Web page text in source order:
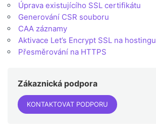
Úprava existujícího SSL certifikátu
Generování CSR souboru
CAA záznamy
Aktivace Let’s Encrypt SSL na hostingu
Přesměrování na HTTPS
Zákaznická podpora
KONTAKTOVAT PODPORU